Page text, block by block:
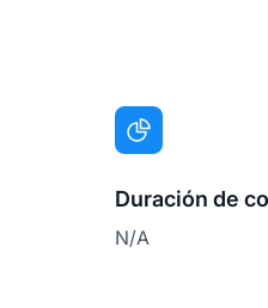
Duración de
N/A